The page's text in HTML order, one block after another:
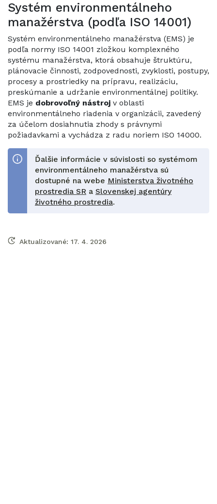
Systém environmentálneho
manažérstva (podľa ISO 14001)
Systém environmentálneho manažérstva (EMS) je
podľa normy ISO 14001 zložkou komplexného
systému manažérstva, ktorá obsahuje štruktúru,
plánovacie činnosti, zodpovednosti, zvyklosti, postupy,
procesy a prostriedky na prípravu, realizáciu,
preskúmanie a udržanie environmentálnej politiky.
EMS je dobrovoľný nástroj v oblasti
environmentálneho riadenia v organizácii, zavedený
za účelom dosiahnutia zhody s právnymi
požiadavkami a vychádza z radu noriem ISO 14000.
Ďalšie informácie v súvislosti so systémom
environmentálneho manažérstva sú
dostupné na webe Ministerstva životného
prostredia SR a Slovenskej agentúry
životného prostredia.
Aktualizované: 17. 4. 2026